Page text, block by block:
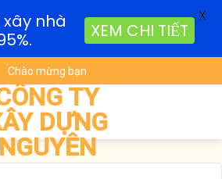
Chào mừng bạn
TY
DỰNG
nhà
XEM CHI TIẾT
X